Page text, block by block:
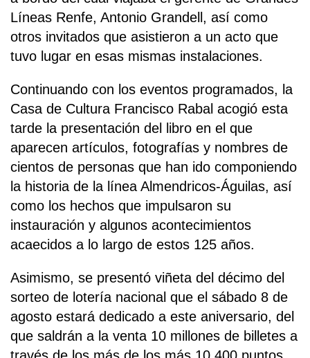
Líneas Renfe, Antonio Grandell, así como
otros invitados que asistieron a un acto que
tuvo lugar en esas mismas instalaciones.
Continuando con los eventos programados, la
Casa de Cultura Francisco Rabal acogió esta
tarde la presentación del libro en el que
aparecen artículos, fotografías y nombres de
cientos de personas que han ido componiendo
la historia de la línea Almendricos-Águilas, así
como los hechos que impulsaron su
instauración y algunos acontecimientos
acaecidos a lo largo de estos 125 años.
Asimismo, se presentó viñeta del décimo del
sorteo de lotería nacional que el sábado 8 de
agosto estará dedicado a este aniversario, del
que saldrán a la venta 10 millones de billetes a